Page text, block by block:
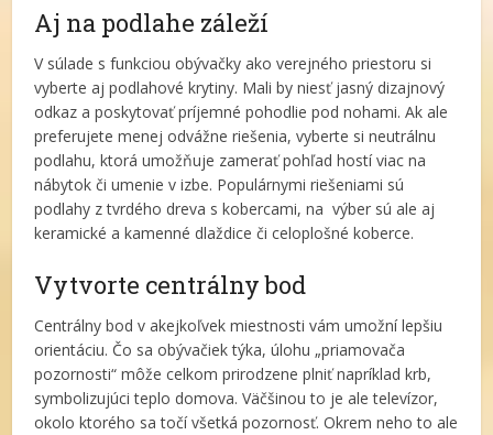
Aj na podlahe záleží
V súlade s funkciou obývačky ako verejného priestoru si
vyberte aj podlahové krytiny. Mali by niesť jasný dizajnový
odkaz a poskytovať príjemné pohodlie pod nohami. Ak ale
preferujete menej odvážne riešenia, vyberte si neutrálnu
podlahu, ktorá umožňuje zamerať pohľad hostí viac na
nábytok či umenie v izbe. Populárnymi riešeniami sú
podlahy z tvrdého dreva s kobercami, na výber sú ale aj
keramické a kamenné dlaždice či celoplošné koberce.
Vytvorte centrálny bod
Centrálny bod v akejkoľvek miestnosti vám umožní lepšiu
orientáciu. Čo sa obývačiek týka, úlohu „priamovača
pozornosti“ môže celkom prirodzene plniť napríklad krb,
symbolizujúci teplo domova. Väčšinou to je ale televízor,
okolo ktorého sa točí všetká pozornosť. Okrem neho to ale